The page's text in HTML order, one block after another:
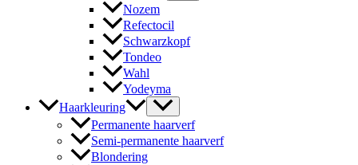
Nozem
Refectocil
Schwarzkopf
Tondeo
Wahl
Yodeyma
Haarkleuring
Permanente haarverf
Semi-permanente haarverf
Blondering